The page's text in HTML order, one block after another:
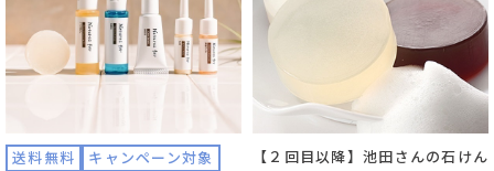
送料無料 キャンペーン対象
【２回目以降】池田さんの石けん